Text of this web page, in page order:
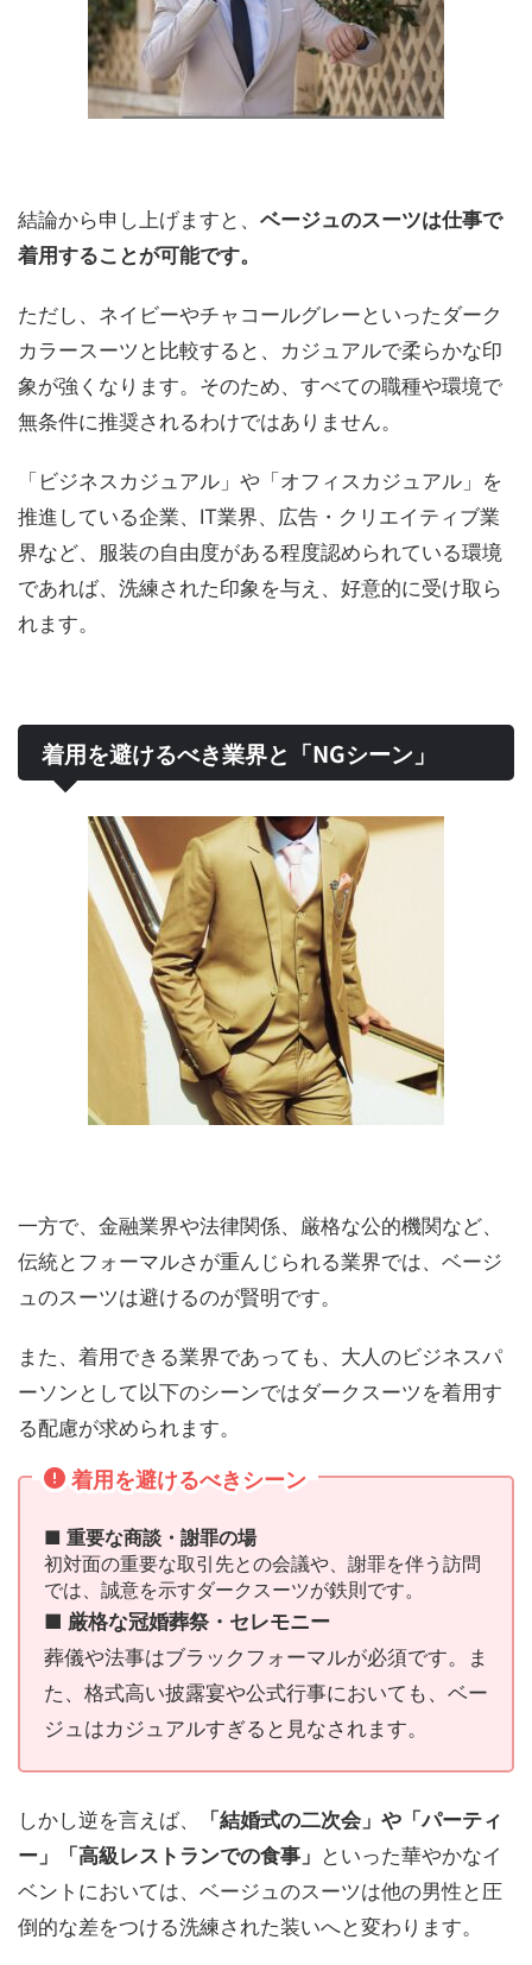
結論から申し上げますと、 ベージュのスーツは仕事で
着用することが可能です。
ただし、ネイビーやチャコールグレーといったダーク
カラースーツと比較すると、カジュアルで柔らかな印
象が強くなります。そのため、すべての職種や環境で
無条件に推奨されるわけではありません。
「ビジネスカジュアル」や「オフィスカジュアル」を
推進している企業、IT業界、広告・クリエイティブ業
界など、服装の自由度がある程度認められている環境
であれば、洗練された印象を与え、好意的に受け取ら
れます。
着用を避けるべき業界と「NGシーン」
一方で、金融業界や法律関係、厳格な公的機関など、
伝統とフォーマルさが重んじられる業界では、ベージ
ュのスーツは避けるのが賢明です。
また、着用できる業界であっても、大人のビジネスパ
ーソンとして以下のシーンではダークスーツを着用す
る配慮が求められます。
着用を避けるべきシーン
■ 重要な商談・謝罪の場
初対面の重要な取引先との会議や、謝罪を伴う訪問
では、誠意を示すダークスーツが鉄則です。
■ 厳格な冠婚葬祭・セレモニー
葬儀や法事はブラックフォーマルが必須です。ま
た、格式高い披露宴や公式行事においても、ベー
ジュはカジュアルすぎると見なされます。
しかし逆を言えば、
「結婚式の二次会」や「パーティ
ー」「高級レストランでの食事」 といった華やかなイ
ベントにおいては、ベージュのスーツは他の男性と圧
倒的な差をつける洗練された装いへと変わります。